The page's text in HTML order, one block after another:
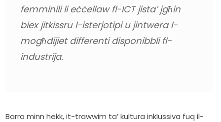
femminili li eċċellaw fl-ICT jista’ jgħin
biex jitkissru l-isterjotipi u jintwera l-
mogħdijiet differenti disponibbli fl-
industrija.
Barra minn hekk, it-trawwim ta’ kultura inklussiva fuq il-